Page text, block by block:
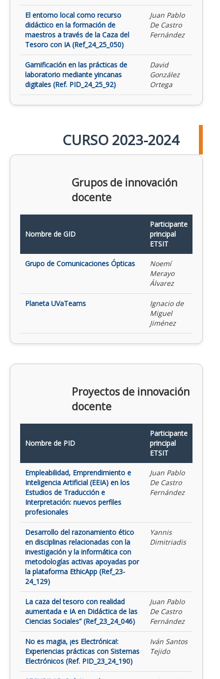
El entorno local como recurso
didáctico en la formación de
maestros a través de la Caza del
Tesoro con IA (Ref_24_25_050)
Juan Pablo
De Castro
Fernández
Gamificación en las prácticas de
laboratorio mediante yincanas
digitales (Ref. PID_24_25_92)
David
González
Ortega
CURSO 2023-2024
Grupos de innovación
docente
Nombre de GID
Participante
principal
ETSIT
Grupo de Comunicaciones Ópticas
Noemí
Merayo
Álvarez
Planeta UVaTeams
Ignacio de
Miguel
Jiménez
Proyectos de innovación
docente
Nombre de PID
Participante
principal
ETSIT
Empleabilidad, Emprendimiento e
Inteligencia Artificial (EEIA) en los
Estudios de Traducción e
Interpretación: nuevos perfiles
profesionales
Juan Pablo
De Castro
Fernández
Desarrollo del razonamiento ético
en disciplinas relacionadas con la
investigación y la informática con
metodologías activas apoyadas por
la plataforma EthicApp (Ref_23-
24_129)
Yannis
Dimitriadis
La caza del tesoro con realidad
aumentada e IA en Didáctica de las
Ciencias Sociales” (Ref_23_24_046)
Juan Pablo
De Castro
Fernández
No es magia, ¡es Electrónica!:
Experiencias prácticas con Sistemas
Electrónicos (Ref. PID_23_24_190)
Iván Santos
Tejido